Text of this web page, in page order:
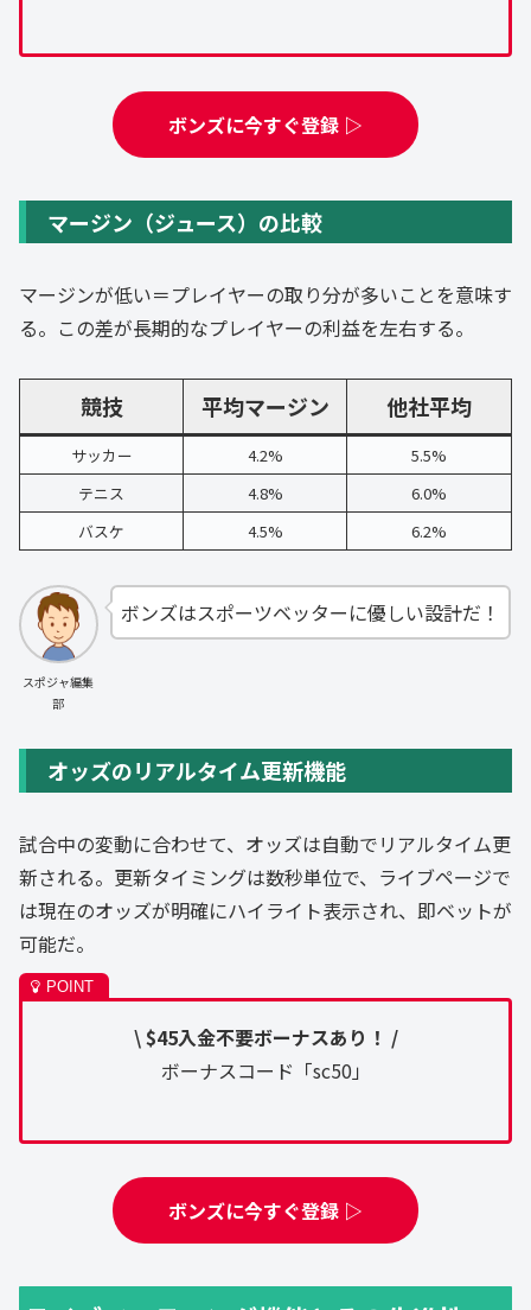
ボンズに今すぐ登録 ▷
マージン（ジュース）の比較
マージンが低い＝プレイヤーの取り分が多いことを意味す
る。この差が長期的なプレイヤーの利益を左右する。
競技 平均マージン 他社平均
サッカー 4.2%
5.5%
テニス
4.8%
6.0%
バスケ
4.5% 6.2%
スポジャ編集
部
ボンズはスポーツベッターに優しい設計だ！
オッズのリアルタイム更新機能
試合中の変動に合わせて、オッズは自動でリアルタイム更
新される。更新タイミングは数秒単位で、ライブページで
は現在のオッズが明確にハイライト表示され、即ベットが
可能だ。
\ $45入金不要ボーナスあり！ /
ボーナスコード「sc50」
ボンズに今すぐ登録 ▷